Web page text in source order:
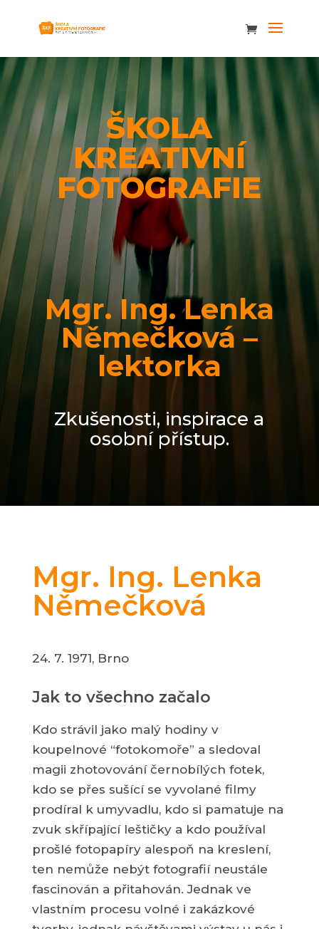
ŠKOLA
KREATIVNÍ
FOTOGRAFIE
Mgr. Ing. Lenka
Němečková –
lektorka
Zkušenosti, inspirace a
osobní přístup.
Mgr. Ing. Lenka
Němečková
24. 7. 1971, Brno
Jak to všechno začalo
Kdo strávil jako malý hodiny v
koupelnové “fotokomoře” a sledoval
magii zhotovování černobílých fotek,
kdo se přes sušící se vyvolané filmy
prodíral k umyvadlu, kdo si pamatuje na
zvuk skřípající leštičky a kdo používal
prošlé fotopapíry alespoň na kreslení,
ten nemůže nebýt fotografií neustále
fascinován a přitahován. Jednak ve
vlastním procesu volné i zakázkové